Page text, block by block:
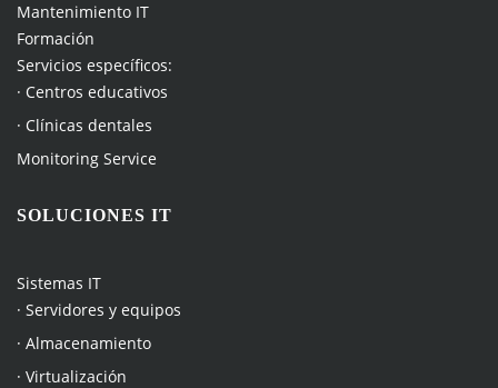
Mantenimiento IT
Formación
Servicios específicos:
· Centros educativos
· Clínicas dentales
Monitoring Service
SOLUCIONES IT
Sistemas IT
· Servidores y equipos
· Almacenamiento
· Virtualización